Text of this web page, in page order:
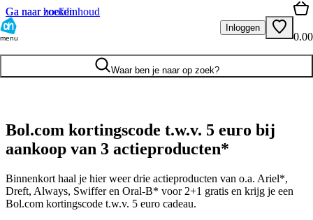
Ga naar hoofdinhoud
Ga naar zoeken
menu
Inloggen
0.00
Waar ben je naar op zoek?
Bol.com kortingscode t.w.v. 5 euro bij
aankoop van 3 actieproducten*
Binnenkort haal je hier weer drie actieproducten van o.a. Ariel*,
Dreft, Always, Swiffer en Oral-B* voor 2+1 gratis en krijg je een
Bol.com kortingscode t.w.v. 5 euro cadeau.